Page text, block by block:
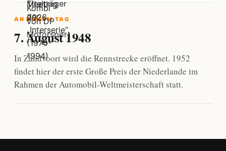
AN DIESEM TAG
7. August 1948
In Zandvoort wird die Rennstrecke eröffnet. 1952
findet hier der erste Große Preis der Niederlande im
Rahmen der Automobil-Weltmeisterschaft statt.